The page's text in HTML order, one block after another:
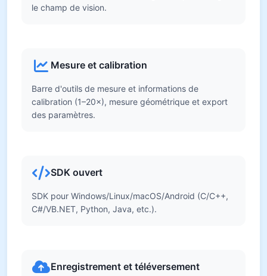
le champ de vision.
Mesure et calibration
Barre d'outils de mesure et informations de
calibration (1–20×), mesure géométrique et export
des paramètres.
SDK ouvert
SDK pour Windows/Linux/macOS/Android (C/C++,
C#/VB.NET, Python, Java, etc.).
Enregistrement et téléversement